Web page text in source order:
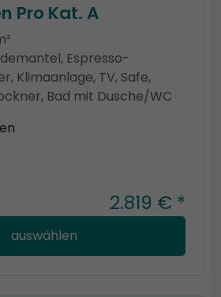
Pro Kat. A
Espresso-
Klimaanlage, TV, Safe,
Bad mit Dusche/WC
2.819 € *
auswählen